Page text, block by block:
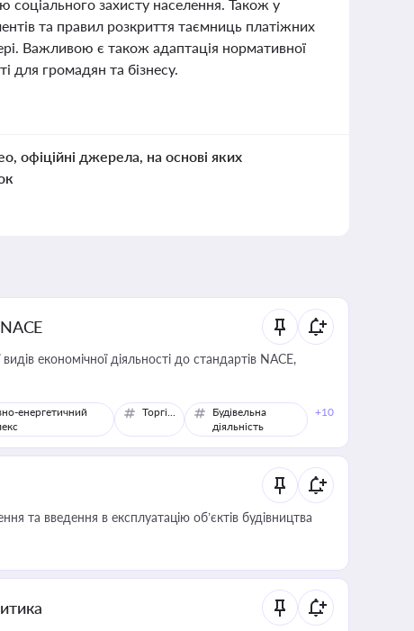
захисту населення. Також у
та правил розкриття таємниць платіжних
Важливою є також адаптація нормативної
для громадян та бізнесу.
офіційні джерела, на основі яких
економічної діяльності до стандартів NACE,
енергетичний
Торгівля
Будівельна
діяльність
+10
та введення в експлуатацію об’єктів будівництва